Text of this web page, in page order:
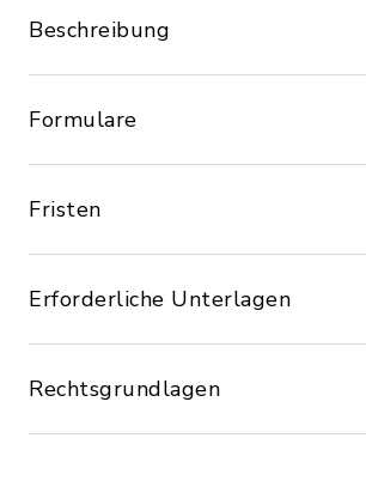
Beschreibung
Formulare
Fristen
Erforderliche Unterlagen
Rechtsgrundlagen